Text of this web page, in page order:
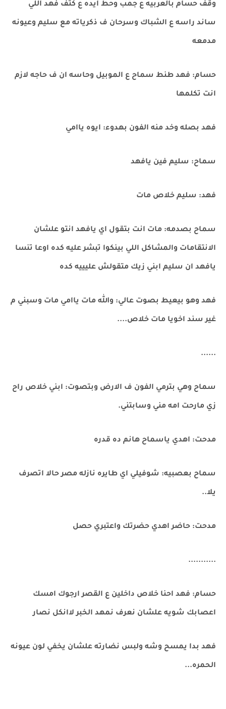
وقف حسام بالعربيه ع جمب وحط ايده ع كتف فهد اللي
ساند راسه ع الشباك وسرحان ف ذكرياته مع سليم وعيونه
مدمعه
حسام: فهد طنط سماح ع الموبيل وحاسه ان ف حاجه لازم
انت تكلمها
فهد بصله وخد منه الفون بهدوء: ايوه ياامي
سماح: سليم فين يافهد
فهد: سليم خلاص مات
سماح بصدمه: مات انت بتقول اي يافهد انتو علشان
الانتقامات والمشاكل اللي بينكوا تبشر عليه كده اوعا تنسا
يافهد ان سليم ابني زيك متقولش عليييه كده
فهد وهو بيعيط بصوت عالي: والله مات ياامي مات وسبني م
غير سند اخويا مات خلاص....
......
سماح وهي بترمي الفون ف الارض وبتصوت: ابني خلاص راح
زي مارحت امه مني وسابتني.
مدحت: اهدي ياسماح هانم ده قدره
سماح بعصبيه: شوفيلي اي طايره نازله مصر حالا اتصرف
يلا..
مدحت: حاضر اهدي حضرتك واعتبري حصل
...........
حسام: فهد احنا خلاص داخلين ع القصر ارجوك امسك
اعصابك شويه علشان نعرف نمهد الخبر لاانكل نصار
فهد بدا يمسح وشه ولبس نضارته علشان يخفي لون عيونه
الحمره...